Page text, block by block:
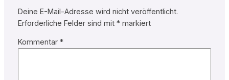
Deine E-Mail-Adresse wird nicht veröffentlicht.
Erforderliche Felder sind mit *markiert
Kommentar *